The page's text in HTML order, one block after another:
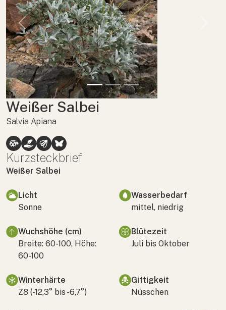
Previous
Weißer Salbei
Salvia Apiana
Kurzsteckbrief
Weißer Salbei
Licht
Sonne
Wasserbedarf
mittel, niedrig
Wuchshöhe (cm)
Breite: 60-100, Höhe:
60-100
Blütezeit
Juli bis Oktober
Winterhärte
Z8 (-12,3° bis -6,7°)
Giftigkeit
Nüsschen